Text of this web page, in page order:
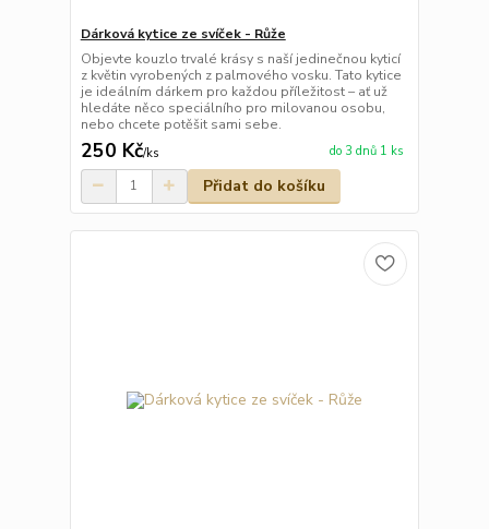
Dárková kytice ze svíček - Růže
Objevte kouzlo trvalé krásy s naší jedinečnou kyticí
z květin vyrobených z palmového vosku. Tato kytice
je ideálním dárkem pro každou příležitost – ať už
hledáte něco speciálního pro milovanou osobu,
nebo chcete potěšit sami sebe.
250 Kč/ks do 3 dnů 1 ks
Přidat do košíku